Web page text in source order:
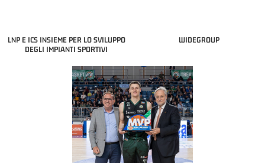
LNP E ICS INSIEME PER LO SVILUPPO
DEGLI IMPIANTI SPORTIVI
WIDEGROUP